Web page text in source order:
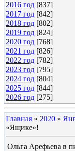
2016 год [837]
2017 год [842]
2018 год [802]
2019 год [824]
2020 год [768]
2021 год [826]
2022 год [782]
2023 год [795]
2024 год [804]
2025 год [844]
2026 год [275]
Главная » 2020 »
«Ящике»!
Ольга Арефьева в